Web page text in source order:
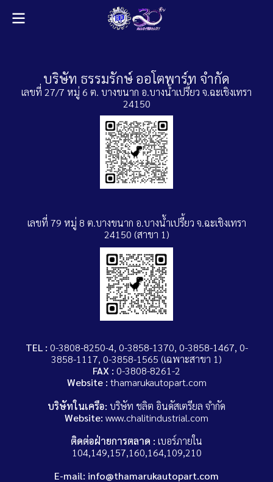
บริษัท ธรรมรักษ์ ออโตพาร์ท จำกัด
เลขที่ 27/7 หมู่ 6 ต. บางขนาก อ.บางน้ำเปรี้ยว จ.ฉะเชิงเทรา
24150
เลขที่ 79 หมู่ 8 ต.บางขนาก อ.บางน้ำเปรี้ยว จ.ฉะเชิงเทรา
24150 (สาขา 1)
TEL : 0-3808-8250-4, 0-3858-1370, 0-3858-1467, 0-
3858-1117, 0-3858-1565 (เฉพาะสาขา 1)
FAX : 0-3808-8261-2
Website : thamarukautopart.com
บริษัทในเครือ: บริษัท ชลิต อินดัสเตรียล จำกัด
Website: www.chalitindustrial.com
ติดต่อฝ่ายการตลาด : เบอร์ภายใน
104,149,157,160,164,109,210
E-mail: info@thamarukautopart.com